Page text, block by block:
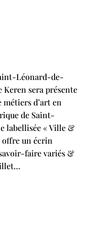
Léonard-de-
Keren sera présente
métiers d’art en
de Saint-
labellisée « Ville &
offre un écrin
faire variés &